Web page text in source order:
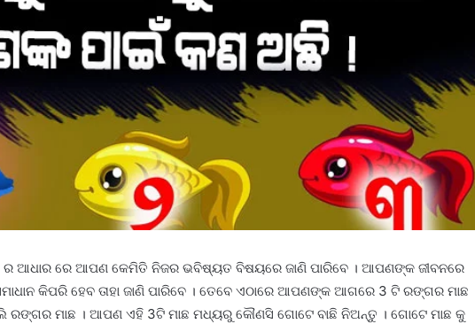
ର ଆଧାର ରେ ଆପଣ କେମିତି ନିଜର ଭବିଷ୍ୟତ ବିଷୟରେ ଜାଣି ପାରିବେ । ଆପଣଙ୍କ ଜୀବନରେ
କିପରି ହେବ ତାହା ଜାଣି ପାରିବେ । ତେବେ ଏଠାରେ ଆପଣଙ୍କ ଆଗରେ 3 ଟି ରଙ୍ଗର ମାଛ
ରଙ୍ଗର ମାଛ । ଆପଣ ଏହି 3ଟି ମାଛ ମଧ୍ୟରୁ କୌଣସି ଗୋଟେ ବାଛି ନିଅନ୍ତୁ । ଗୋଟେ ମାଛ କୁ